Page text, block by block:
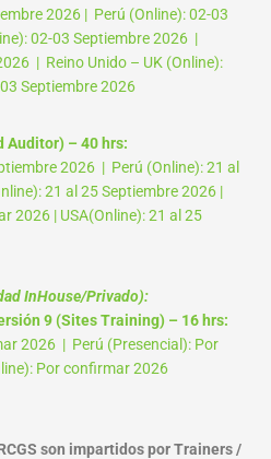
2026 | Perú (Online): 02-03
02-03 Septiembre 2026 |
| Reino Unido – UK (Online):
Septiembre 2026
Auditor) – 40 hrs:
2026 | Perú (Online): 21 al
21 al 25 Septiembre 2026 |
2026 | USA(Online): 21 al 25
InHouse/Privado):
9 (Sites Training) – 16 hrs:
2026 | Perú (Presencial): Por
Por confirmar 2026
son impartidos por Trainers /